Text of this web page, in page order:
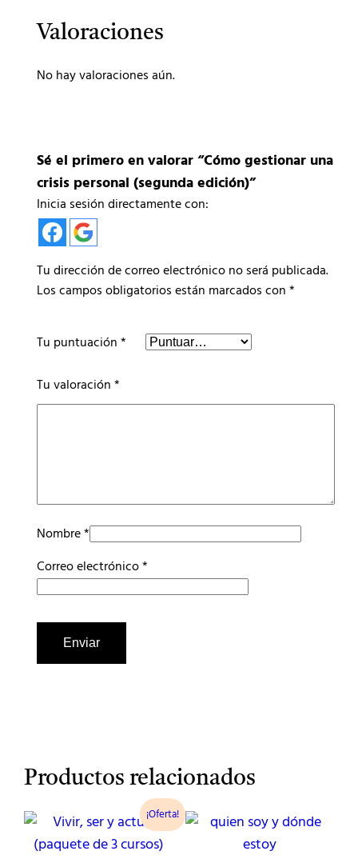
Valoraciones
No hay valoraciones aún.
Sé el primero en valorar “Cómo gestionar una
crisis personal (segunda edición)”
Inicia sesión directamente con:
Tu dirección de correo electrónico no será publicada.
Los campos obligatorios están marcados con*
Tu puntuación*
Tu valoración*
Nombre*
Correo electrónico*
Productos relacionados
¡Oferta!